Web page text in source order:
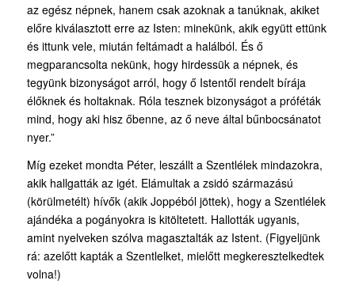
az egész népnek, hanem csak azoknak a tanúknak, akiket
előre kiválasztott erre az Isten: minekünk, akik együtt ettünk
és ittunk vele, miután feltámadt a halálból. És ő
megparancsolta nekünk, hogy hirdessük a népnek, és
tegyünk bizonyságot arról, hogy ő Istentől rendelt bírája
élőknek és holtaknak. Róla tesznek bizonyságot a próféták
mind, hogy aki hisz őbenne, az ő neve által bűnbocsánatot
nyer.”
Míg ezeket mondta Péter, leszállt a Szentlélek mindazokra,
akik hallgatták az igét. Elámultak a zsidó származású
(körülmetélt) hívők (akik Joppéból jöttek), hogy a Szentlélek
ajándéka a pogányokra is kitöltetett. Hallották ugyanis,
amint nyelveken szólva magasztalták az Istent. (Figyeljünk
rá: azelőtt kapták a Szentlelket, mielőtt megkeresztelkedtek
volna!)